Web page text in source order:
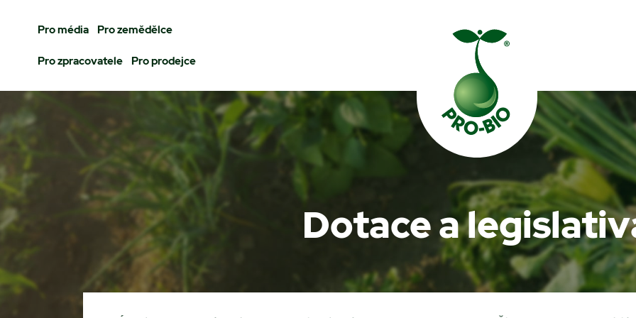
Prohledat PRO-BIO
Pro média Pro zemědělce
Pro zpracovatele Pro prodejce
Dotace a